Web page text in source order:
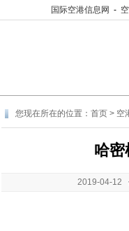
国际空港信息网 -
您现在所在的位置： 首页 > 空
哈密
2019-04-12